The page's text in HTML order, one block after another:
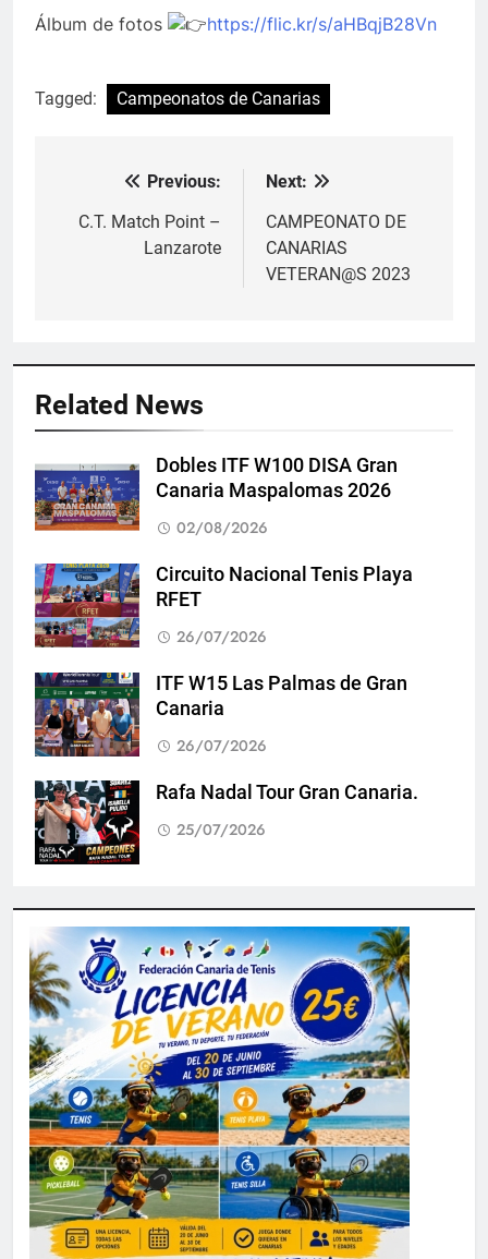
Álbum de fotos https://flic.kr/s/aHBqjB28Vn
Tagged: Campeonatos de Canarias
Navegación
de
Previous:
C.T. Match Point –
Lanzarote
Next:
CAMPEONATO DE
CANARIAS
VETERAN@S 2023
Related News
Dobles ITF W100 DISA Gran
Canaria Maspalomas 2026
02/08/2026
Circuito Nacional Tenis Playa
RFET
26/07/2026
ITF W15 Las Palmas de Gran
Canaria
26/07/2026
Rafa Nadal Tour Gran Canaria.
25/07/2026